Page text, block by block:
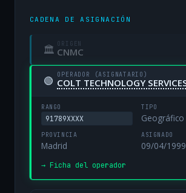
CADENA DE ASIGNACIÓN
🏛 ORIGEN
CNMC
🟢 OPERADOR (ASIGNATARIO)
RANGO
91789XXXX
TIPO
Geográfico
PROVINCIA
Madrid
ASIGNADO
09/04/1999
→ Ficha del operador